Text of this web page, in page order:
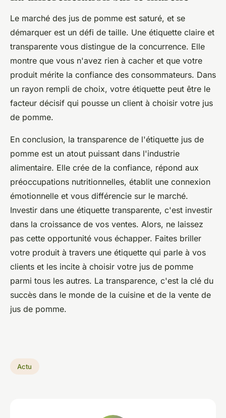
Le marché des jus de pomme est saturé, et se
démarquer est un défi de taille. Une étiquette claire et
transparente vous distingue de la concurrence. Elle
montre que vous n'avez rien à cacher et que votre
produit mérite la confiance des consommateurs. Dans
un rayon rempli de choix, votre étiquette peut être le
facteur décisif qui pousse un client à choisir votre jus
de pomme.
En conclusion, la transparence de l'étiquette jus de
pomme est un atout puissant dans l'industrie
alimentaire. Elle crée de la confiance, répond aux
préoccupations nutritionnelles, établit une connexion
émotionnelle et vous différencie sur le marché.
Investir dans une étiquette transparente, c'est investir
dans la croissance de vos ventes. Alors, ne laissez
pas cette opportunité vous échapper. Faites briller
votre produit à travers une étiquette qui parle à vos
clients et les incite à choisir votre jus de pomme
parmi tous les autres. La transparence, c'est la clé du
succès dans le monde de la cuisine et de la vente de
jus de pomme.
Actu